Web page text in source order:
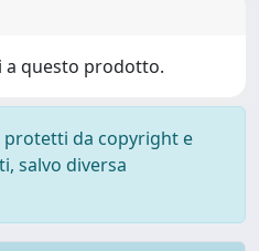
a questo prodotto.
protetti da copyright e
salvo diversa